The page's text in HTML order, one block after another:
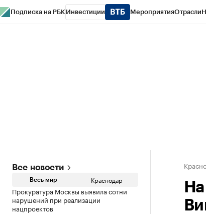
Подписка на РБК Инвестиции МероприятияОтрасли
Все новости
Весь мир Краснодар
Прокуратура Москвы выявила сотни
нарушений при реализации
нацпроектов